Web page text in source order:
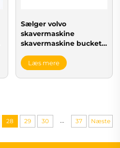
Sælger volvo
skavermaskine
skavermaskine bucket
Læs mere
28 29 30 ... 37 Næste